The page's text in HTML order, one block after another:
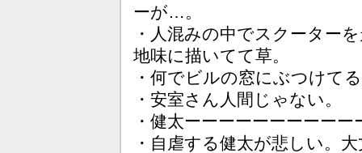
ーが…。
・人混みの中でスクーター
地味に描いてて草。
・何でビルの窓にぶつけて
・安室さん人間じゃない。
・健太ーーーーーーーーー
・自虐する健太が悲しい。